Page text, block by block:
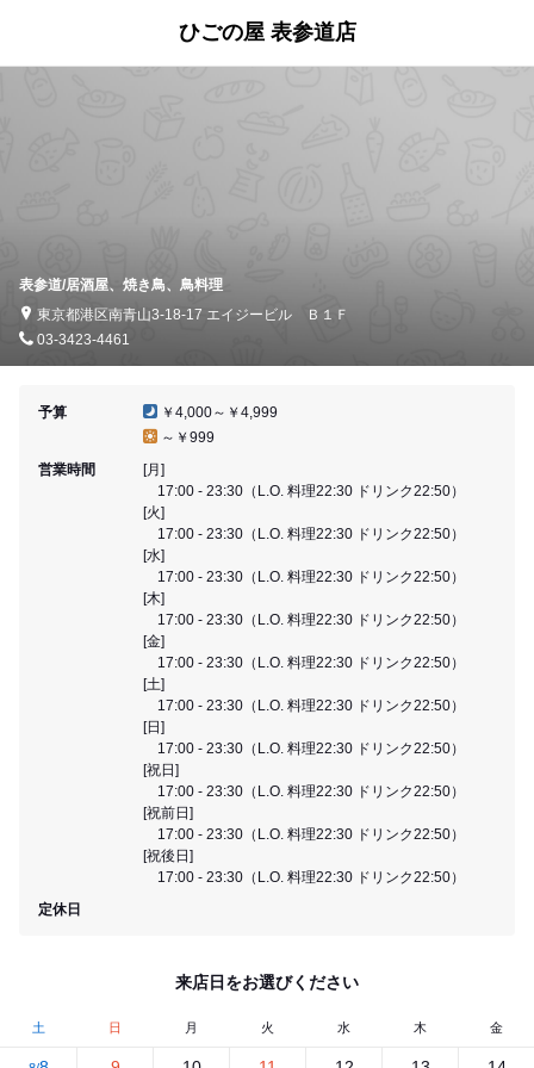
ひごの屋 表参道店
表参道/居酒屋、焼き鳥、鳥料理
東京都港区南青山3-18-17 エイジービル Ｂ１Ｆ
03-3423-4461
予算
￥4,000～￥4,999
～￥999
営業時間
[月]
17:00 - 23:30（L.O. 料理22:30 ドリンク22:50）
[火]
17:00 - 23:30（L.O. 料理22:30 ドリンク22:50）
[水]
17:00 - 23:30（L.O. 料理22:30 ドリンク22:50）
[木]
17:00 - 23:30（L.O. 料理22:30 ドリンク22:50）
[金]
17:00 - 23:30（L.O. 料理22:30 ドリンク22:50）
[土]
17:00 - 23:30（L.O. 料理22:30 ドリンク22:50）
[日]
17:00 - 23:30（L.O. 料理22:30 ドリンク22:50）
[祝日]
17:00 - 23:30（L.O. 料理22:30 ドリンク22:50）
[祝前日]
17:00 - 23:30（L.O. 料理22:30 ドリンク22:50）
[祝後日]
17:00 - 23:30（L.O. 料理22:30 ドリンク22:50）
定休日
来店日をお選びください
土 日 月 火 水 木 金